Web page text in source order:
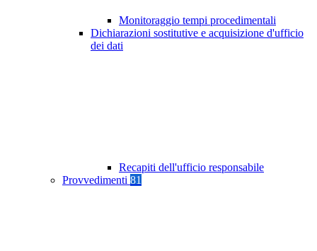
Monitoraggio tempi procedimentali
Dichiarazioni sostitutive e acquisizione d'ufficio
dei dati
Recapiti dell'ufficio responsabile
Provvedimenti 81